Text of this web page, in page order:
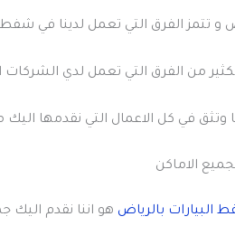
و تتمز الفرق التي تعمل لدينا في شفط
من الفرق التي تعمل لدي
في كل الاعمال التي نقدمها اليك
الاماكن
البيارات بالرياض هو اننا نقدم اليك